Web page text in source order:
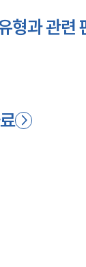
형과 관련